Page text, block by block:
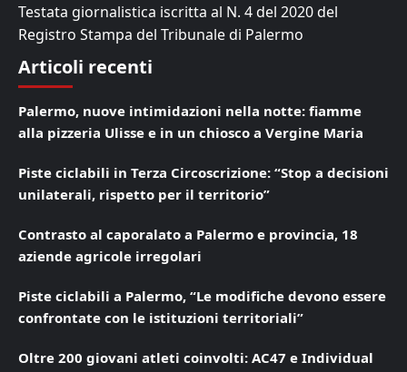
Testata giornalistica iscritta al N. 4 del 2020 del
Registro Stampa del Tribunale di Palermo
Articoli recenti
Palermo, nuove intimidazioni nella notte: fiamme
alla pizzeria Ulisse e in un chiosco a Vergine Maria
Piste ciclabili in Terza Circoscrizione: “Stop a decisioni
unilaterali, rispetto per il territorio”
Contrasto al caporalato a Palermo e provincia, 18
aziende agricole irregolari
Piste ciclabili a Palermo, “Le modifiche devono essere
confrontate con le istituzioni territoriali”
Oltre 200 giovani atleti coinvolti: AC47 e Individual